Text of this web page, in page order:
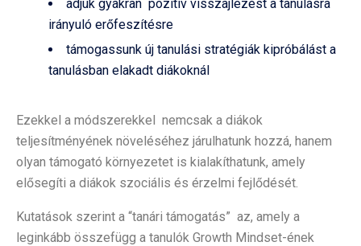
adjuk gyakran pozitív visszajlezést a tanulásra
irányuló erőfeszítésre
támogassunk új tanulási stratégiák kipróbálást a
tanulásban elakadt diákoknál
Ezekkel a módszerekkel nemcsak a diákok
teljesítményének növeléséhez járulhatunk hozzá, hanem
olyan támogató környezetet is kialakíthatunk, amely
elősegíti a diákok szociális és érzelmi fejlődését.
Kutatások szerint a “tanári támogatás” az, amely a
leginkább összefügg a tanulók Growth Mindset-ének